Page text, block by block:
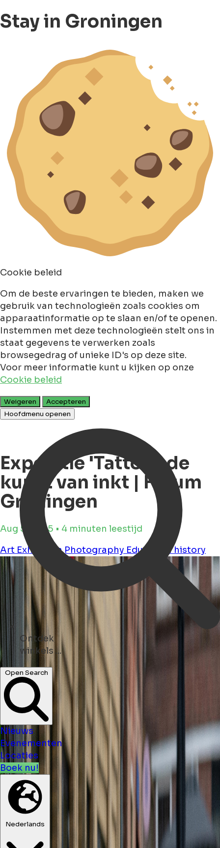
Stay in Groningen
Cookie beleid
Om de beste ervaringen te bieden, maken we
gebruik van technologieën zoals cookies om
apparaatinformatie op te slaan en/of te openen.
Instemmen met deze technologieën stelt ons in
staat gegevens te verwerken zoals
browsegedrag of unieke ID's op deze site.
Voor meer informatie kunt u kijken op onze
Cookie beleid
Weigeren
Accepteren
Hoofdmenu openen
Ontdek
evenementen ...
musea ...
Open Search
Nieuws
Evenementen
Locaties
Boek nu!
Expositie 'Tattoo', de
kunst van inkt | Forum
Groningen
Aug 5, 2025 • 4 minuten leestijd
Art ExhibitionPhotography Educationhistory